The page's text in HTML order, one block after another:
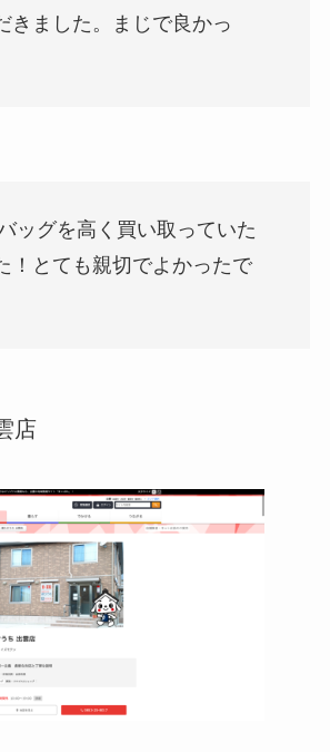
きました。まじで良かっ
ッグを高く買い取っていた
！とても親切でよかったで
店